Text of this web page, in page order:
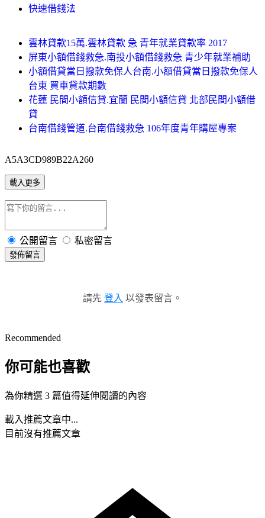
快速借錢法
雲林貸款15萬.雲林貸款 急 青年就業貸款率 2017
屏東小額借錢救急.南投小額借錢救急 青少年就業補助
小額借貸當日撥款免保人台南.小額借貸當日撥款免保人
台東 買車貸款期數
花蓮 民間小額信貸.宜蘭 民間小額信貸 北部民間小額借
貸
台南借錢管道.台南借錢救急 106年度青年購屋專案
A5A3CD989B22A260
載入更多
公開留言 私密留言
發佈留言
請先 登入 以發表留言。
Recommended
你可能也喜歡
為你精選 3 篇值得延伸閱讀的內容
載入推薦文章中...
目前沒有推薦文章